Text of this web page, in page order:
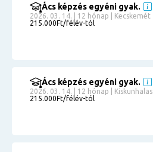
Ács képzés egyéni gyak.
2026. 03. 14. | 12 hónap | Kecskemét
215.000Ft/félév-tól
Ács képzés egyéni gyak.
2026. 03. 14. | 12 hónap | Kiskunhalas
215.000Ft/félév-tól